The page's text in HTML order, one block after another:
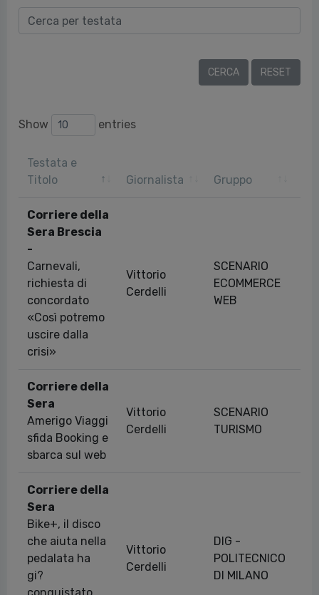
Show entries
Testata e
Titolo
Giornalista Gruppo
Corriere della
Sera Brescia
-
Carnevali,
richiesta di
concordato
«Così potremo
uscire dalla
crisi»
Vittorio
Cerdelli
SCENARIO
ECOMMERCE
WEB
Corriere della
Sera
Amerigo Viaggi
sfida Booking e
sbarca sul web
Vittorio
Cerdelli
SCENARIO
TURISMO
Corriere della
Sera
Bike+, il disco
che aiuta nella
pedalata ha
gi?
Vittorio
Cerdelli
DIG -
POLITECNICO
DI MILANO